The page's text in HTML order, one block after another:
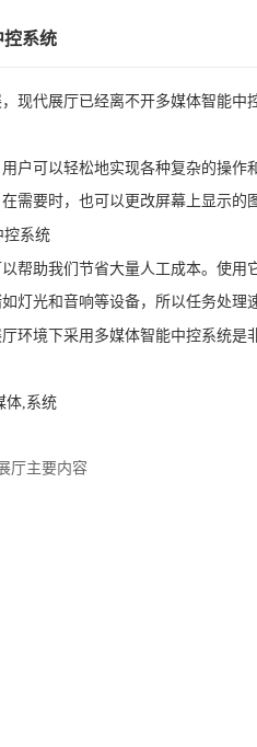
控系统
现代展厅已经离不开多媒体智能
户可以轻松地实现各种复杂的操
需要时，也可以更改屏幕上显示的
帮助我们节省大量人工成本。使
灯光和音响等设备，所以任务处理
环境下采用多媒体智能中控系统
体,系统
厅主要内容